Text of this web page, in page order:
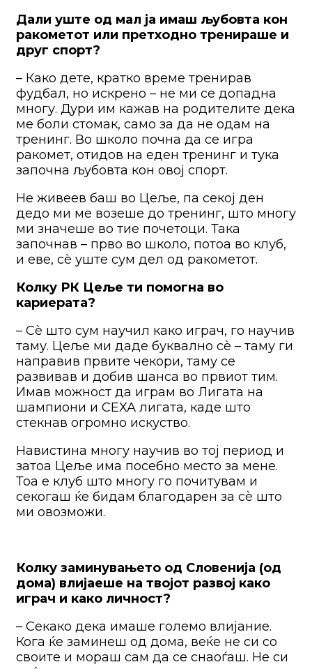
Дали уште од мал ја имаш љубовта кон
ракометот или претходно тренираше и
друг спорт?
– Како дете, кратко време тренирав
фудбал, но искрено – не ми се допадна
многу. Дури им кажав на родителите дека
ме боли стомак, само за да не одам на
тренинг. Во школо почна да се игра
ракомет, отидов на еден тренинг и тука
започна љубовта кон овој спорт.
Не живеев баш во Цеље, па секој ден
дедо ми ме возеше до тренинг, што многу
ми значеше во тие почетоци. Така
започнав – прво во школо, потоа во клуб,
и еве, сè уште сум дел од ракометот.
Колку РК Цеље ти помогна во
кариерата?
– Сè што сум научил како играч, го научив
таму. Цеље ми даде буквално сè – таму ги
направив првите чекори, таму се
развивав и добив шанса во првиот тим.
Имав можност да играм во Лигата на
шампиони и СЕХА лигата, каде што
стекнав огромно искуство.
Навистина многу научив во тој период и
затоа Цеље има посебно место за мене.
Тоа е клуб што многу го почитувам и
секогаш ќе бидам благодарен за сè што
ми овозможи.
Колку заминувањето од Словенија (од
дома) влијаеше на твојот развој како
играч и како личност?
– Секако дека имаше големо влијание.
Кога ќе заминеш од дома, веќе не си со
своите и мораш сам да се снаоѓаш. Не си